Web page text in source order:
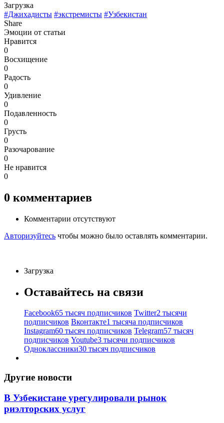
Загрузка
#Джихадисты #экстремисты #Узбекистан
Share
Эмоции от статьи
Нравится
0
Восхищение
0
Радость
0
Удивление
0
Подавленность
0
Грусть
0
Разочарование
0
Не нравится
0
0 комментариев
Комментарии отсутствуют
Авторизуйтесь чтобы можно было оставлять комментарии.
Загрузка
Оставайтесь на связи
Facebook65 тысяч подписчиков Twitter2 тысячи
подписчиков Вконтакте1 тысяча подписчиков
Instagram60 тысяч подписчиков Telegram57 тысяч
подписчиков Youtube3 тысячи подписчиков
Одноклассники30 тысяч подписчиков
Другие новости
В Узбекистане урегулировали рынок
риэлторских услуг